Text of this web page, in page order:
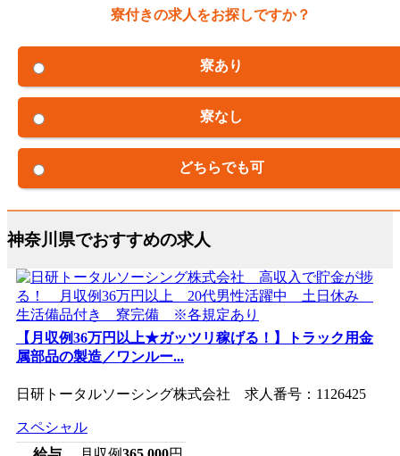
寮付きの求人をお探しですか？
寮あり
寮なし
どちらでも可
神奈川県でおすすめの求人
【月収例36万円以上★ガッツリ稼げる！】トラック用金
属部品の製造／ワンルー...
日研トータルソーシング株式会社 求人番号：1126425
スペシャル